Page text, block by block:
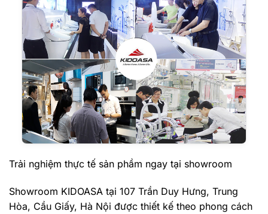
Trải nghiệm thực tế sản phầm ngay tại showroom
Showroom KIDOASA tại 107 Trần Duy Hưng, Trung
Hòa, Cầu Giấy, Hà Nội được thiết kế theo phong cách